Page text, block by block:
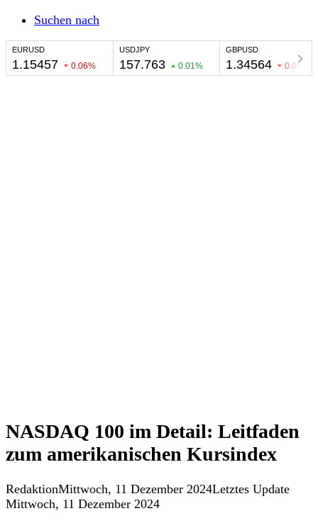
Suchen nach
NASDAQ 100 im Detail: Leitfaden
zum amerikanischen Kursindex
RedaktionMittwoch, 11 Dezember 2024Letztes Update
Mittwoch, 11 Dezember 2024